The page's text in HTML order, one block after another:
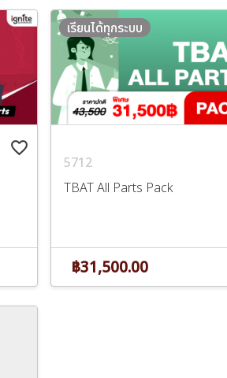
favorite_border
5712
TBAT All Parts Pack
เรียนได้ทุกระบบ
฿31,500.00